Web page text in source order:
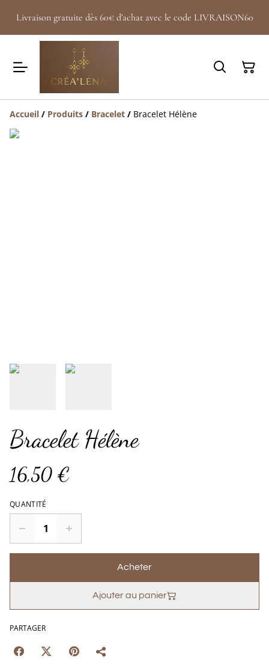
Livraison gratuite dès 60€ d'achat avec le code LIVRAISON60
Accueil / Produits / Bracelet / Bracelet Hélène
Bracelet Hélène
16,50 €
QUANTITÉ
Acheter
Ajouter au panier
PARTAGER